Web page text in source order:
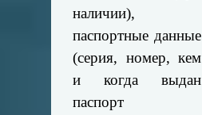
наличии),
паспортные данные
(серия, номер, кем
и когда выдан
паспорт